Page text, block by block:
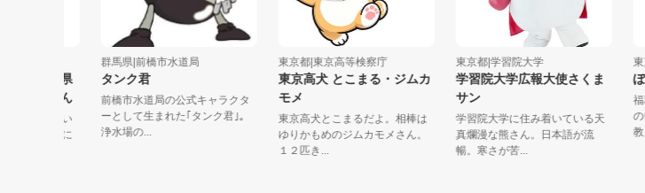
群馬県|前橋市水道局
タンク君
前橋市水道局の公式キャラクタ
ーとして生まれた｢タンク君｣。
浄水場の...
東京都|東京高等検察庁
東京高犬 とこまる・ジムカ
モメ
東京高犬とこまるだよ。相棒は
ゆりかもめのジムカモメさん。
１２匹き...
東京都|学習院大学
学習院大学広報大使さくま
サン
学習院大学に住み着いている天
真爛漫な熊さん。日本語が流
暢。寒さが苦...
東京
ぽん
福利
のい
教え...